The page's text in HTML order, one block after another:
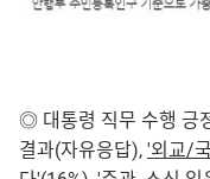
◎ 대통령 직무 수행 긍
결과(자유응답), '외교/